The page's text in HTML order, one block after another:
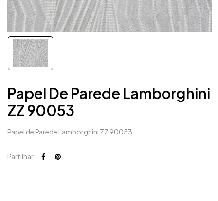
Papel De Parede Lamborghini
ZZ 90053
Papel de Parede Lamborghini ZZ 90053
Partilhar :